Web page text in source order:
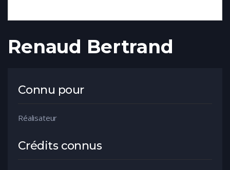
Renaud Bertrand
Connu pour
Réalisateur
Crédits connus